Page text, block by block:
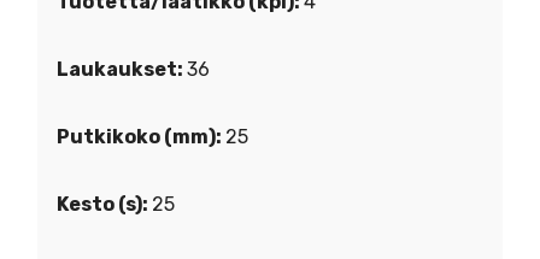
Laukaukset:36
Putkikoko (mm): 25
Kesto (s): 25